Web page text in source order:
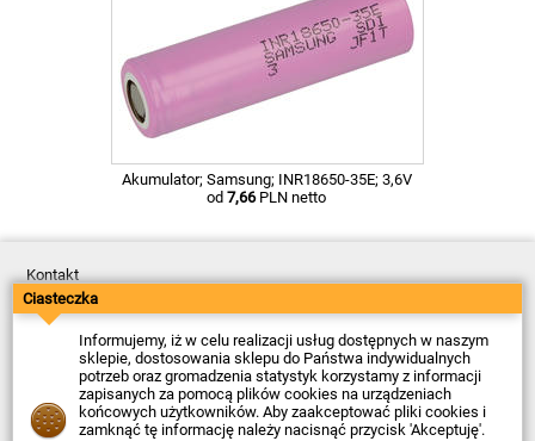
Akumulator; Samsung; INR18650-35E; 3,6V
od 7,66PLN netto
Kontakt
Dostawa
Płatność
Zwroty
Reklamacje
Regulamin
Polityka Prywatności
O Firmie
Data ostatniej aktualizacji: 2026-08-05
Ciasteczka
Informujemy, iż w celu realizacji usług dostępnych w naszym
sklepie, dostosowania sklepu do Państwa indywidualnych
potrzeb oraz gromadzenia statystyk korzystamy z informacji
zapisanych za pomocą plików cookies na urządzeniach
końcowych użytkowników. Aby zaakceptować pliki cookies i
zamknąć tę informację należy nacisnąć przycisk 'Akceptuję'.